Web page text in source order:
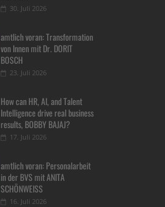
30. Juli 2026
amtlich voran: Transformation
von Innen mit Dr. DORIT
BOSCH
23. Juli 2026
How can HR, AI, and Talent
Intelligence drive real business
results, BOBBY BAJAJ?
17. Juli 2026
amtlich voran: Personalarbeit
in der BVS mit ANITA
SCHÖNWEISS
16. Juli 2026